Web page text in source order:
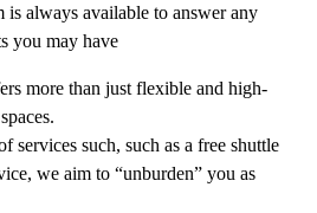
is always available to answer any
you may have
more than just flexible and high-
services such, such as a free shuttle
we aim to “unburden” you as